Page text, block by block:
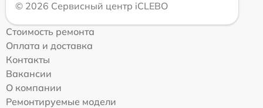
© 2026 Сервисный центр iCLEBO
Стоимость ремонта
Оплата и доставка
Контакты
Вакансии
О компании
Ремонтируемые модели